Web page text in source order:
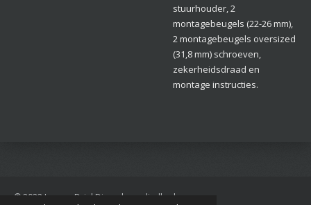
stuurhouder, 2
montagebeugels (22-26 mm),
2 montagebeugels oversized
(31,8 mm) schroeven,
zekerheidsdraad en
montage instructies.
© 2022 Jan van Driel Dierenbenodigdheden